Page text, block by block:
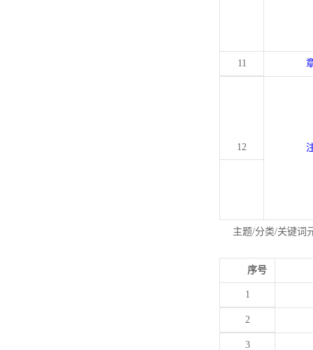
11
12
主题/分类/关键词
序号
1
2
3